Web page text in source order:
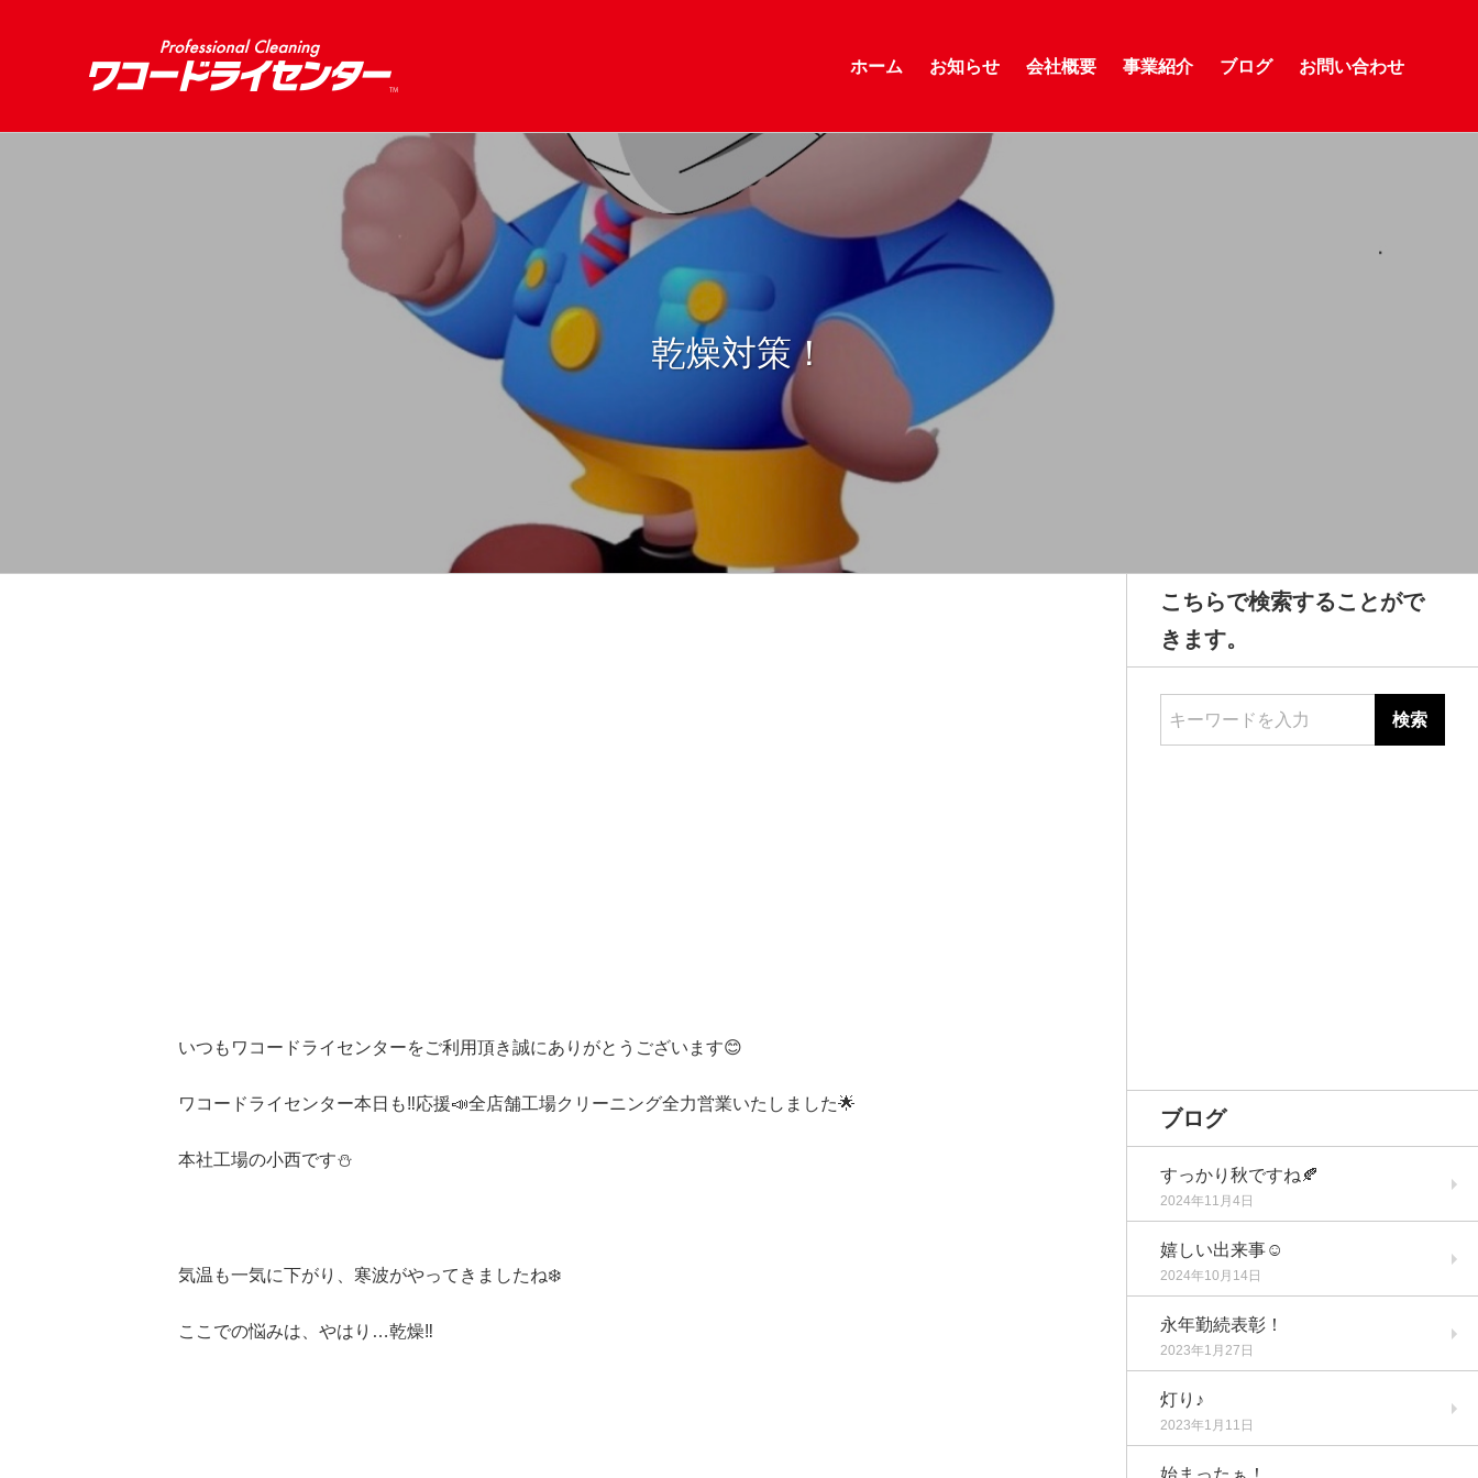
ホーム お知らせ 会社概要 事業紹介 ブログ お問い合わせ
乾燥対策！
いつもワコードライセンターをご利用頂き誠にありがとうございます😊
ワコードライセンター本日も‼️応援📣全店舗工場クリーニング全力営業いたしました🌟
本社工場の小西です⛄️
気温も一気に下がり、寒波がやってきましたね❄️
ここでの悩みは、やはり…乾燥‼️
こちらで検索することがで
きます。
キーワードを入力
ブログ
すっかり秋ですね🍂
2024年11月4日
嬉しい出来事☺️
2024年10月14日
永年勤続表彰！
2023年1月27日
灯り♪
2023年1月11日